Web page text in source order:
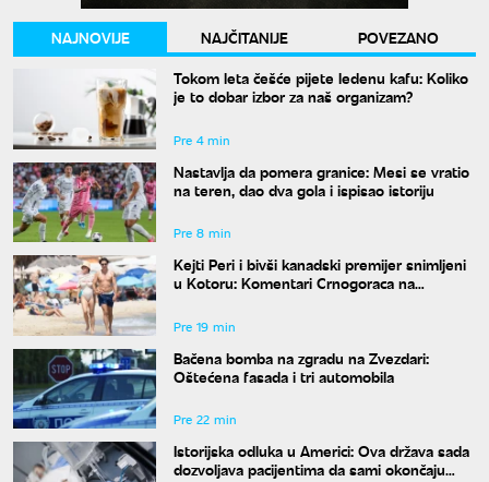
NAJNOVIJE NAJČITANIJE
POVEZANO
Tokom leta češće pijete ledenu kafu: Koliko
je to dobar izbor za naš organizam?
Pre 4 min
Nastavlja da pomera granice: Mesi se vratio
na teren, dao dva gola i ispisao istoriju
Pre 8 min
Kejti Peri i bivši kanadski premijer snimljeni
u Kotoru: Komentari Crnogoraca na
Pre 19 min
Bačena bomba na zgradu na Zvezdari:
Oštećena fasada i tri automobila
Pre 22 min
Istorijska odluka u Americi: Ova država sada
dozvoljava pacijentima da sami okončaju